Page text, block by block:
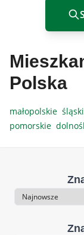
Polska
małopolskie
pomorskie
Sortowanie